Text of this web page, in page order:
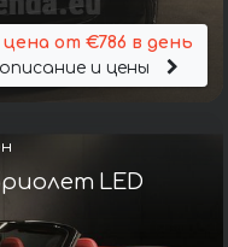
цена от €786 в день
описание и цены
LED